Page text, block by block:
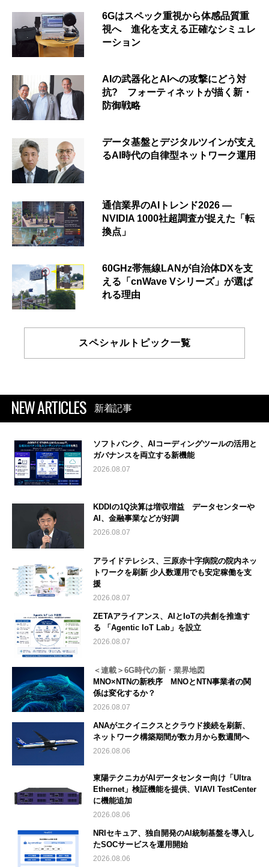
6Gはスペック重視から体感品質重
視へ 進化を支える正確なシミュレ
ーション
AIの武器化とAIへの攻撃にどう対
抗? フォーティネットが描く新・
防御戦略
データ基盤とデジタルツインが支え
るAI時代の自律型ネットワーク運用
通信業界のAIトレンド2026 ―
NVIDIA 1000社超調査が捉えた「転
換点」
60GHz帯無線LANが自治体DXを支
える「cnWave Vシリーズ」が選ば
れる理由
スペシャルトピック一覧
NEW ARTICLES 新着記事
ソフトバンク、AIコーディングツールの活用と
ガバナンスを両立する新機能
2026.08.07
KDDIの1Q決算は増収増益 データセンターや
AI、金融事業などが好調
2026.08.07
アライドテレシス、三原赤十字病院の院内ネッ
トワークを刷新 少人数運用でも安定稼働を支
援
2026.08.07
ZETAアライアンス、AIとIoTの共創を推進す
る 「Agentic IoT Lab」を設立
2026.08.07
＜連載＞6G時代の新・業界地図
MNO×NTNの新秩序 MNOとNTN事業者の関
係は変化するか？
2026.08.07
ANAがエクイニクスとクラウド接続を刷新、
ネットワーク構築期間が数カ月から数週間へ
2026.08.06
東陽テクニカがAIデータセンター向け「Ultra
Ethernet」検証機能を提供、VIAVI TestCenter
に機能追加
2026.08.06
NRIセキュア、独自開発のAI統制基盤を導入し
たSOCサービスを運用開始
2026.08.06